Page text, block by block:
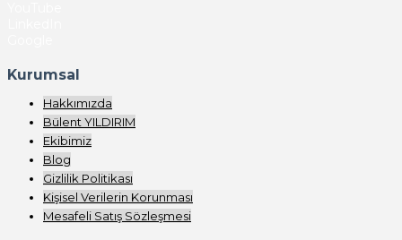
Kurumsal
Hakkımızda
Bülent YILDIRIM
Ekibimiz
Blog
Gizlilik Politikası
Kişisel Verilerin Korunması
Mesafeli Satış Sözleşmesi